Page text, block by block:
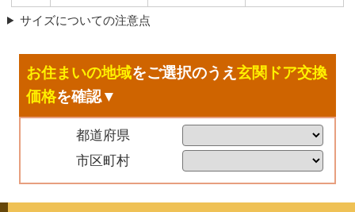
サイズについての注意点
お住まいの地域をご選択のうえ玄関ドア交換
価格を確認▼
都道府県
市区町村